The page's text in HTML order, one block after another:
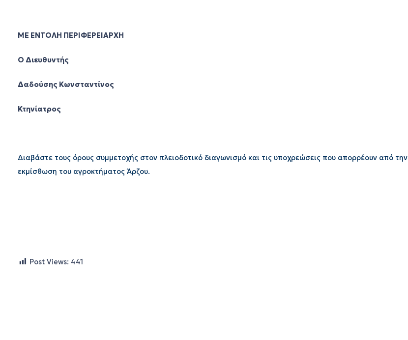
ΜΕ ΕΝΤΟΛΗ ΠΕΡΙΦΕΡΕΙΑΡΧΗ
Ο Διευθυντής
Δαδούσης Κωνσταντίνος
Κτηνίατρος
Διαβάστε τους όρους συμμετοχής στον πλειοδοτικό διαγωνισμό και τις υποχρεώσεις που απορρέουν από την
εκμίσθωση του αγροκτήματος Άρζου.
Post Views: 441